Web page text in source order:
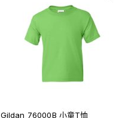
Gildan 76000B 小童T恤